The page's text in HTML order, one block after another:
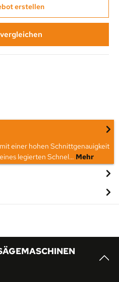
erstellen
einer hohen Schnittgenauigkeit
legierten Schnel… Mehr